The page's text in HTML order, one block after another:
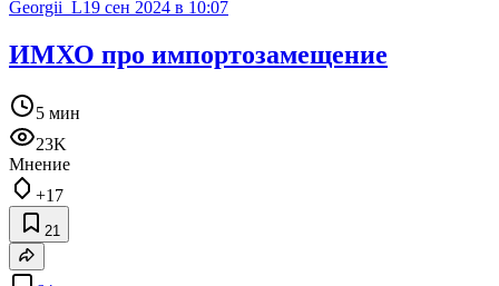
Georgii_L19 сен 2024 в 10:07
ИМХО про импортозамещение
5 мин
23K
Мнение
+17
21